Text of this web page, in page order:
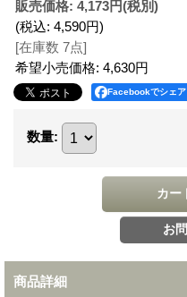
販売価格: 4,173円(税別)
(税込: 4,590円)
[在庫数 7点]
希望小売価格: 4,630円
Facebookでシェア
数量:
商品詳細